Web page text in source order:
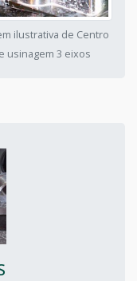
ilustrativa de Centro
usinagem 3 eixos